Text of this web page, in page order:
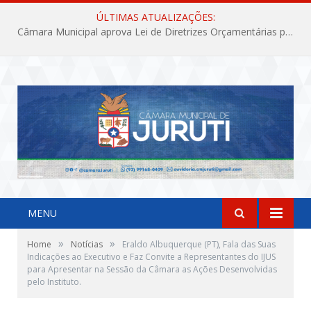
ÚLTIMAS ATUALIZAÇÕES:
Câmara Municipal aprova Lei de Diretrizes Orçamentárias para o exercício financeiro de 2027
MENU
Home » Notícias »
Eraldo Albuquerque (PT), Fala das Suas
Indicações ao Executivo e Faz Convite a Representantes do IJUS
para Apresentar na Sessão da Câmara as Ações Desenvolvidas
pelo Instituto.